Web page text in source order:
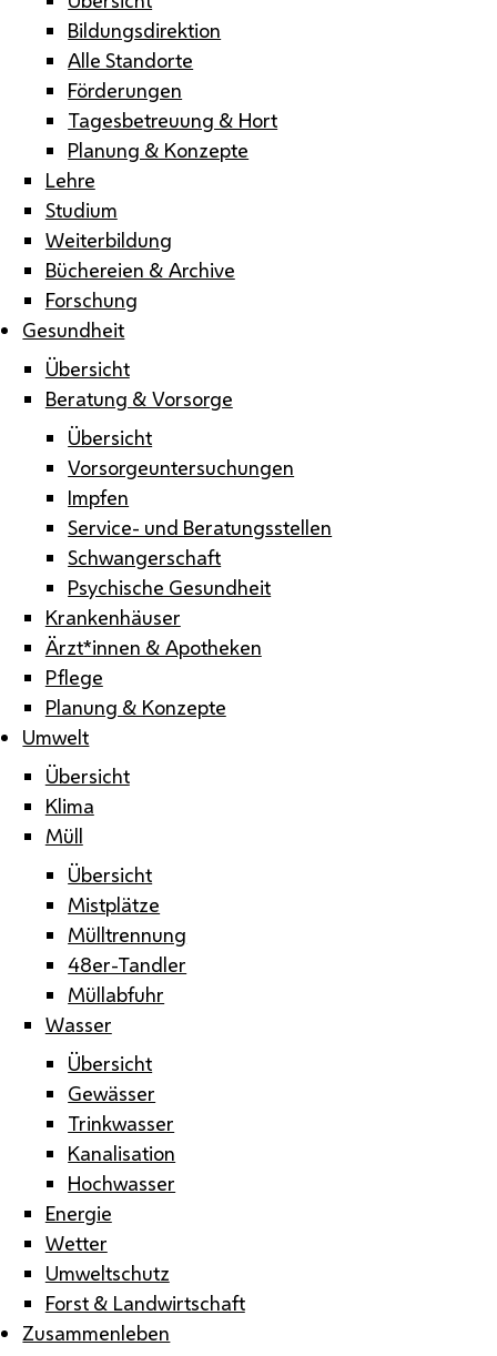
Bildungsdirektion
Alle Standorte
Förderungen
Tagesbetreuung & Hort
Planung & Konzepte
Lehre
Studium
Weiterbildung
Büchereien & Archive
Forschung
Gesundheit
Übersicht
Beratung & Vorsorge
Übersicht
Vorsorgeuntersuchungen
Impfen
Service- und Beratungsstellen
Schwangerschaft
Psychische Gesundheit
Krankenhäuser
Ärzt*innen & Apotheken
Pflege
Planung & Konzepte
Umwelt
Übersicht
Klima
Müll
Übersicht
Mistplätze
Mülltrennung
48er-Tandler
Müllabfuhr
Wasser
Übersicht
Gewässer
Trinkwasser
Kanalisation
Hochwasser
Energie
Wetter
Umweltschutz
Forst & Landwirtschaft
Zusammenleben